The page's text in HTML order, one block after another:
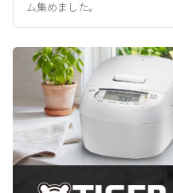
ム集めました。